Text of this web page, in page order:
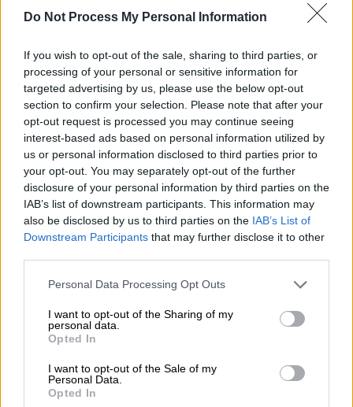
Do Not Process My Personal Information
If you wish to opt-out of the sale, sharing to third parties, or
processing of your personal or sensitive information for
targeted advertising by us, please use the below opt-out
section to confirm your selection. Please note that after your
opt-out request is processed you may continue seeing
interest-based ads based on personal information utilized by
us or personal information disclosed to third parties prior to
your opt-out. You may separately opt-out of the further
disclosure of your personal information by third parties on the
IAB’s list of downstream participants. This information may
also be disclosed by us to third parties on the IAB’s List of
Downstream Participants that may further disclose it to other
Please note that this website/app uses one or more Google
not limited to your visit or usage behaviour. You may click to
grant or deny consent to Google and its third-party tags to
use your data for below specified purposes in below Google
consent section.
Personal Data Processing Opt Outs
I want to opt-out of the Sharing of my
personal data.
Opted In
I want to opt-out of the Sale of my
Personal Data.
Opted In
Κόσμος|28.06.2026 12:04
Γεωπολιτική δίνη σε πολλαπλά μέτωπα:
Οι ελιγμοί της Ουάσιγκτον σε Ιράν και
Η εσωτερική δυσαρέσκεια για τις
διπλωματικές παραχωρήσεις στην
Τεχεράνη, οι κραδασμοί στην ευρωπαϊκή
συμμαχία του ΝΑΤΟ και το διπλωματικό